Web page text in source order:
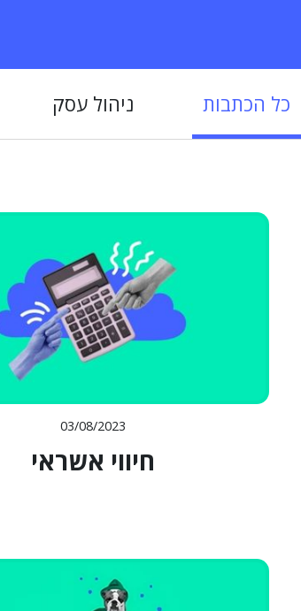
כל הכתבות ניהול עסק
03/08/2023
חיווי אשראי